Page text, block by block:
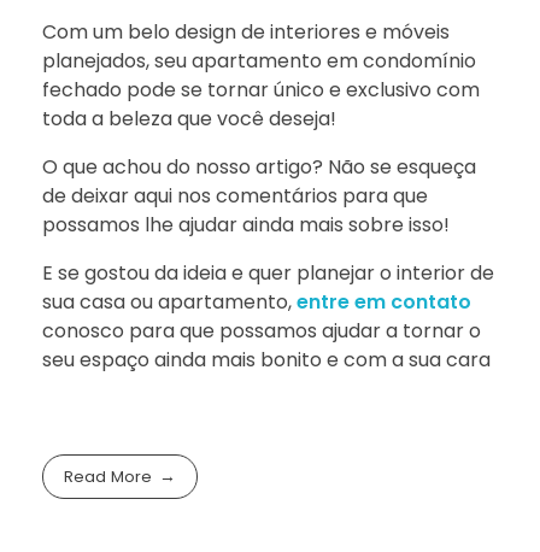
Com um belo design de interiores e móveis
planejados, seu apartamento em condomínio
fechado pode se tornar único e exclusivo com
toda a beleza que você deseja!
O que achou do nosso artigo? Não se esqueça
de deixar aqui nos comentários para que
possamos lhe ajudar ainda mais sobre isso!
E se gostou da ideia e quer planejar o interior de
sua casa ou apartamento,entre em contato
conosco para que possamos ajudar a tornar o
seu espaço ainda mais bonito e com a sua cara
Read More